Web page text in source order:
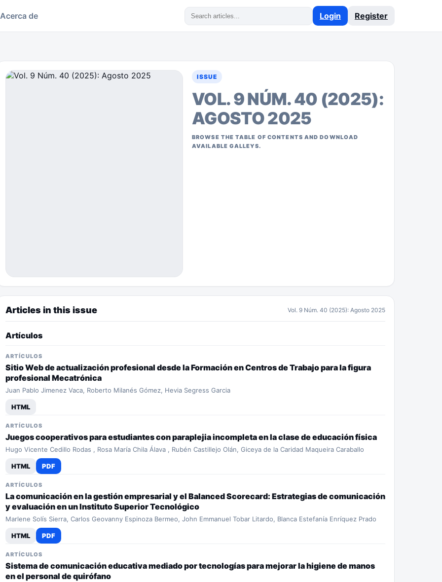
Acerca de Login Register
ISSUE
VOL. 9 NÚM. 40 (2025):
AGOSTO 2025
BROWSE THE TABLE OF CONTENTS AND DOWNLOAD
AVAILABLE GALLEYS.
Articles in this issue Vol. 9 Núm. 40 (2025): Agosto 2025
Artículos
ARTÍCULOS
Sitio Web de actualización profesional desde la Formación en Centros de Trabajo para la figura
profesional Mecatrónica
Juan Pablo Jimenez Vaca, Roberto Milanés Gómez, Hevia Segress Garcia
HTML
ARTÍCULOS
Juegos cooperativos para estudiantes con paraplejia incompleta en la clase de educación física
Hugo Vicente Cedillo Rodas , Rosa María Chila Álava , Rubén Castillejo Olán, Giceya de la Caridad Maqueira Caraballo
HTML PDF
ARTÍCULOS
La comunicación en la gestión empresarial y el Balanced Scorecard: Estrategias de comunicación
y evaluación en un Instituto Superior Tecnológico
Marlene Solís Sierra, Carlos Geovanny Espinoza Bermeo, John Emmanuel Tobar Litardo, Blanca Estefanía Enríquez Prado
HTML PDF
ARTÍCULOS
Sistema de comunicación educativa mediado por tecnologías para mejorar la higiene de manos
en el personal de quirófano